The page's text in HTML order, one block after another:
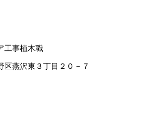
工事植木職
区燕沢東３丁目２０－７